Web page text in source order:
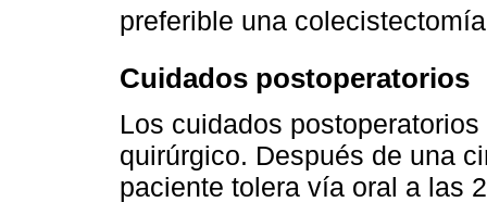
preferible una
Cuidados postoperatorios
Los cuidados
quirúrgico. Después de una
paciente tolera vía oral a las